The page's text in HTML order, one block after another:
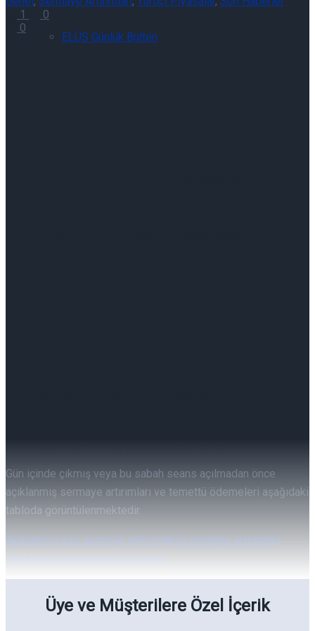
Günlük Yabancı Oranları 07/08/2026
ELÜS Günlük Bülten
1
0
0
Gün içinde çıkmış veya bu sabah seans açılmadan önce
açıklanmış sermaye artırımları ve temettü ödemeleri aşağıdaki
tabloda görüntülenmektedir.
Açıklanmış tüm sermaye arttırımlarını sermaye artırımları
sayfamızda görüntüleyebilirsiniz.
Üye ve Müşterilere Özel İçerik